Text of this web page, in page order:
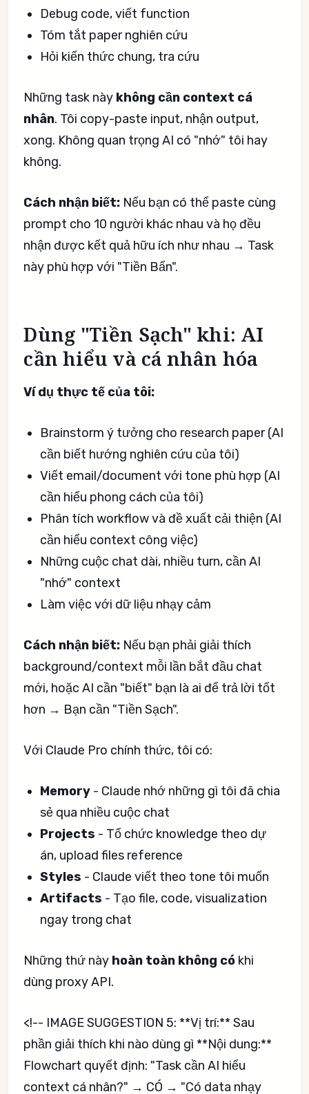
Debug code, viết function
Tóm tắt paper nghiên cứu
Hỏi kiến thức chung, tra cứu
Những task này không cần context cá
nhân. Tôi copy-paste input, nhận output,
xong. Không quan trọng AI có "nhớ" tôi hay
không.
Cách nhận biết: Nếu bạn có thể paste cùng
prompt cho 10 người khác nhau và họ đều
nhận được kết quả hữu ích như nhau → Task
này phù hợp với "Tiền Bẩn".
Dùng "Tiền Sạch" khi: AI
cần hiểu và cá nhân hóa
Ví dụ thực tế của tôi:
Brainstorm ý tưởng cho research paper (AI
cần biết hướng nghiên cứu của tôi)
Viết email/document với tone phù hợp (AI
cần hiểu phong cách của tôi)
Phân tích workflow và đề xuất cải thiện (AI
cần hiểu context công việc)
Những cuộc chat dài, nhiều turn, cần AI
"nhớ" context
Làm việc với dữ liệu nhạy cảm
Cách nhận biết: Nếu bạn phải giải thích
background/context mỗi lần bắt đầu chat
mới, hoặc AI cần "biết" bạn là ai để trả lời tốt
hơn → Bạn cần "Tiền Sạch".
Với Claude Pro chính thức, tôi có:
Memory - Claude nhớ những gì tôi đã chia
sẻ qua nhiều cuộc chat
Projects - Tổ chức knowledge theo dự
án, upload files reference
Styles - Claude viết theo tone tôi muốn
Artifacts - Tạo file, code, visualization
ngay trong chat
Những thứ này hoàn toàn không có khi
dùng proxy API.
<!-- IMAGE SUGGESTION 5: **Vị trí:** Sau
phần giải thích khi nào dùng gì **Nội dung:**
Flowchart quyết định: "Task cần AI hiểu
context cá nhân?" → CÓ → "Có data nhạy